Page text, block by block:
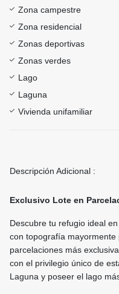
Zona campestre
Zona residencial
Zonas deportivas
Zonas verdes
Lago
Laguna
Vivienda unifamiliar
Descripción Adicional :
Exclusivo Lote en
Descubre tu refugio ideal
con topografía
parcelaciones más
con el privilegio único de
Laguna y poseer el lago